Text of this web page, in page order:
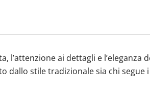
l’attenzione ai dettagli e
dallo stile tradizionale sia chi